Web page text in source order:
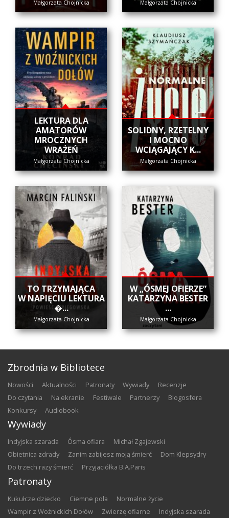
Małgorzata Chojnicka Małgorzata Chojnicka
LEKTURA DLA
AMATORÓW
MROCZNYCH
WRAŻEŃ
Małgorzata Chojnicka
SOLIDNY, RZETELNY
I MOCNO
WCIĄGAJĄCY K...
Małgorzata Chojnicka
​TO TRZYMAJĄCA
W NAPIĘCIU LEKTURA
�...
Małgorzata Chojnicka
W „ÓSMEJ OFIERZE”
KATARZYNA BESTER
...
Małgorzata Chojnicka
Zbrodnia w Bibliotece
nowości aktualności patronaty wywiady
recenzje
do czytania
na ekranie festiwale partnerzy
blogosfera
konkursy
audiobook
Wywiady
Indyjska szarada Ósma ofiara
Michał Zgajewski
Obietnica zdrady
Zanim zabijesz moją śmierć
Dom Klepsydry
Do trzech razy śmierć
Przyjaciółka B.A.Paris
Patronaty
Kukułcze dziecko Ciemne pola
Normalne życie
Wampir z Woźnickich Dołów
Zwierzę ofiarne Indyjska szarada